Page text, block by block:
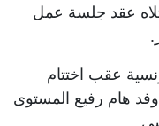
عقد جلسة عمل
عقب اختتام
هام رفيع المستوى